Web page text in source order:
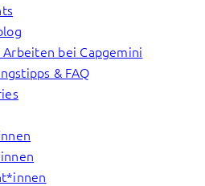
Arbeiten bei Capgemini
& FAQ